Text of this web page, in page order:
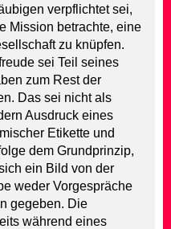
verpflichtet sei,
Mission betrachte, eine
zu knüpfen.
sei Teil seines
zum Rest der
Das sei nicht als
Ausdruck eines
Etikette und
dem Grundprinzip,
ein Bild von der
weder Vorgespräche
gegeben. Die
während eines